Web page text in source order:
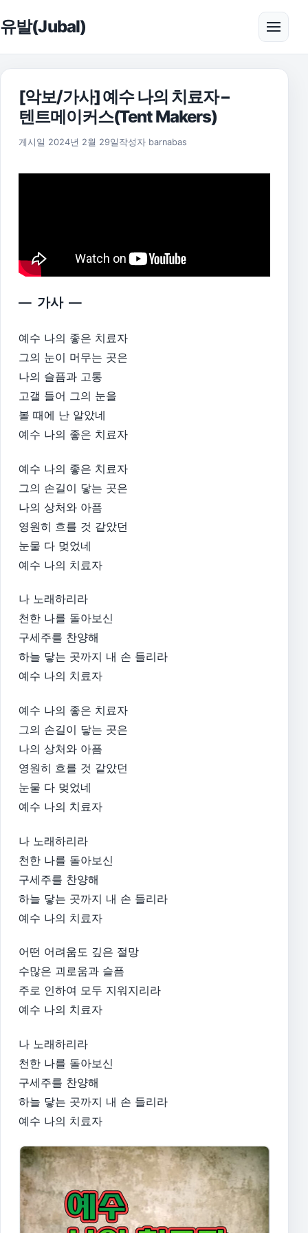
유발(Jubal) 메뉴
[악보/가사] 예수 나의 치료자 –
텐트메이커스(Tent Makers)
게시일 2024년 2월 29일 2025년 11월 17일
작성자 barnabas
— 가사 —
예수 나의 좋은 치료자
그의 눈이 머무는 곳은
나의 슬픔과 고통
고갤 들어 그의 눈을
볼 때에 난 알았네
예수 나의 좋은 치료자
예수 나의 좋은 치료자
그의 손길이 닿는 곳은
나의 상처와 아픔
영원히 흐를 것 같았던
눈물 다 멎었네
예수 나의 치료자
나 노래하리라
천한 나를 돌아보신
구세주를 찬양해
하늘 닿는 곳까지 내 손 들리라
예수 나의 치료자
예수 나의 좋은 치료자
그의 손길이 닿는 곳은
나의 상처와 아픔
영원히 흐를 것 같았던
눈물 다 멎었네
예수 나의 치료자
나 노래하리라
천한 나를 돌아보신
구세주를 찬양해
하늘 닿는 곳까지 내 손 들리라
예수 나의 치료자
어떤 어려움도 깊은 절망
수많은 괴로움과 슬픔
주로 인하여 모두 지워지리라
예수 나의 치료자
나 노래하리라
천한 나를 돌아보신
구세주를 찬양해
하늘 닿는 곳까지 내 손 들리라
예수 나의 치료자